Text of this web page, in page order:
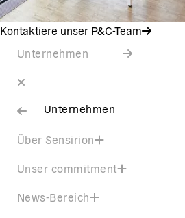
Kontaktiere unser P&C-Team
Unternehmen
Unternehmen
Über Sensirion
Unser commitment
News-Bereich